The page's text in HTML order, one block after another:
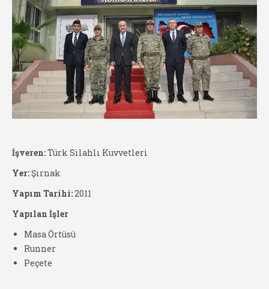
İşveren:Türk Silahlı Kuvvetleri
Yer:Şırnak
Yapım Tarihi:2011
Yapılan İşler
Masa Örtüsü
Runner
Peçete